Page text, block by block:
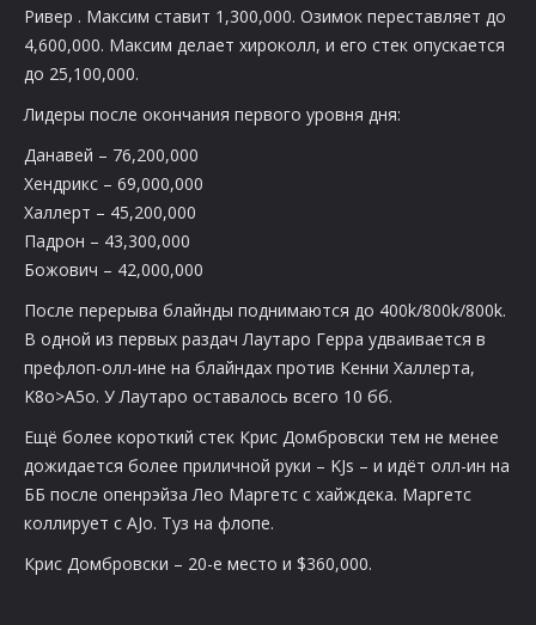
Ривер . Максим ставит 1,300,000. Озимок переставляет до
4,600,000. Максим делает хироколл, и его стек опускается
до 25,100,000.
Лидеры после окончания первого уровня дня:
Данавей – 76,200,000
Хендрикс – 69,000,000
Халлерт – 45,200,000
Падрон – 43,300,000
Божович – 42,000,000
После перерыва блайнды поднимаются до 400k/800k/800k.
В одной из первых раздач Лаутаро Герра удваивается в
префлоп-олл-ине на блайндах против Кенни Халлерта,
K8o>A5o. У Лаутаро оставалось всего 10 бб.
Ещё более короткий стек Крис Домбровски тем не менее
дожидается более приличной руки – KJs – и идёт олл-ин на
ББ после опенрэйза Лео Маргетс с хайждека. Маргетс
коллирует с AJo. Туз на флопе.
Крис Домбровски – 20-е место и $360,000.